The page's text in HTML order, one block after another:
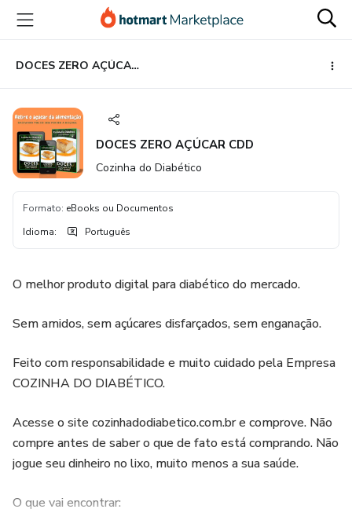
para
conteúdo
principal
para
pagamento
para
rodapé
DOCES ZERO AÇÚCAR CDD
DOCES ZERO AÇÚCAR CDD
Cozinha do Diabético
Formato: eBooks ou Documentos
Idioma: Português
O melhor produto digital para diabético do mercado.
Sem amidos, sem açúcares disfarçados, sem enganação.
Feito com responsabilidade e muito cuidado pela Empresa
COZINHA DO DIABÉTICO.
Acesse o site cozinhadodiabetico.com.br e comprove. Não
compre antes de saber o que de fato está comprando. Não
jogue seu dinheiro no lixo, muito menos a sua saúde.
O que vai encontrar: